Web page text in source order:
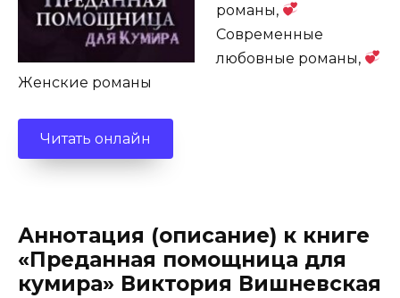
романы,
Современные
любовные романы,
Женские романы
Читать онлайн
Аннотация (описание) к книге
«Преданная помощница для
кумира» Виктория Вишневская